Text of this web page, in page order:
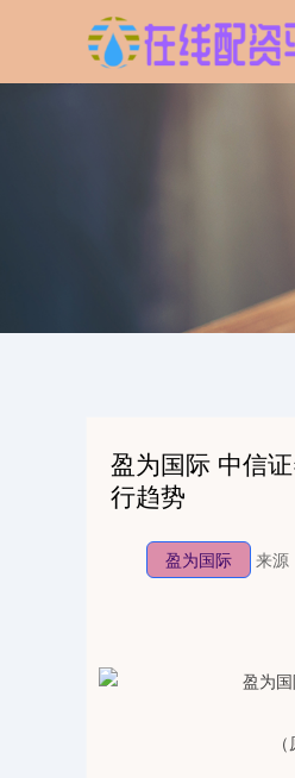
盈为国际 中信
行趋势
盈为国际 来源